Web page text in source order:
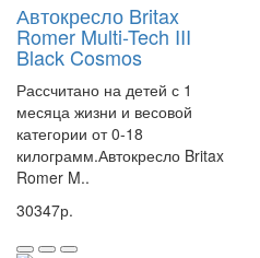
Автокресло Britax
Romer Multi-Tech III
Black Cosmos
Рассчитано на детей с 1
месяца жизни и весовой
категории от 0-18
килограмм.Автокресло Britax
Romer M..
30347р.